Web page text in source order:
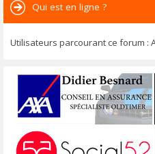
Qui est en ligne ?
Utilisateurs parcourant ce forum :